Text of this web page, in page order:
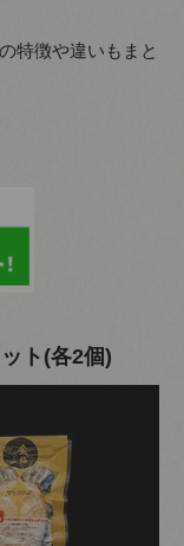
特徴や違いもまと
ト(各2個)